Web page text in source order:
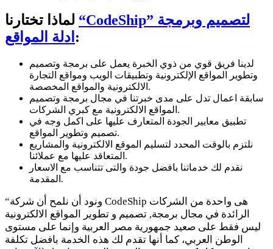
“CodeShip” لتصميم وبرمجة
ادلة المواقع :
لدينا فريق قوي من ذوي الخبرة يعمل على برمجة وتصميم
وتطوير المواقع الإلكترونية وتطبيقات الويب ومواقع التجارة
الالكترونية والمواقع المخصصة.
سابقة اعمال تدل على مدى خبرتنا في مجال برمجة وتصميم
المواقع الالكترونية مع كبري الشركات.
تطبيق معايير الجودة المتعارف عليها على اكمل وجه في
تصميم وتطوير المواقع.
نلتزم بالوقت المحدد لتسليم الموقع الالكترونية والمشاريع
المتعاقد عليها مع عملائنا.
نقدم لك خدماتنا بافضل جودة والتى تتناسب مع الاسعار
المقدمة.
“ونود أن نلمح أن شركة CodeShip هى واحدة من الشركات
الرائدة في مجال برمجة, تصميم و تطوير المواقع الالكترونية
ليس فقط على صعيد جمهورية مصر العربية وإنما على مستوى
الوطن العربي، كما أنها تقدم لك هذه الخدمة بافضل تكلفة